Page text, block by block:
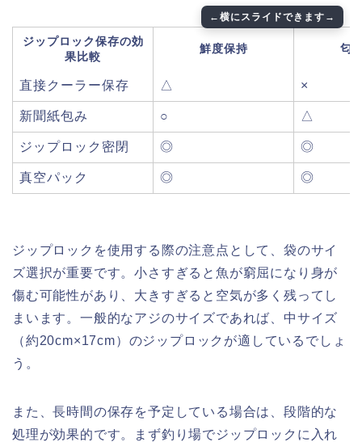
ジップロック保存の効
果比較
鮮度保持 匂
直接クーラー保存 △ ×
新聞紙包み ○ △
ジップロック密閉 ◎ ◎
真空パック ◎ ◎
ジップロックを使用する際の注意点として、袋のサイ
ズ選択が重要です。小さすぎると魚が窮屈になり身が
傷む可能性があり、大きすぎると空気が多く残ってし
まいます。一般的なアジのサイズであれば、中サイズ
（約20cm×17cm）のジップロックが適しているでしょ
う。
また、長時間の保存を予定している場合は、段階的な
処理が効果的です。まず釣り場でジップロックに入れ